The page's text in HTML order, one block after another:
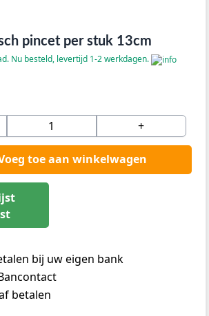
pincet per stuk 13cm
Nu besteld, levertijd 1-2 werkdagen.
+
toe aan winkelwagen